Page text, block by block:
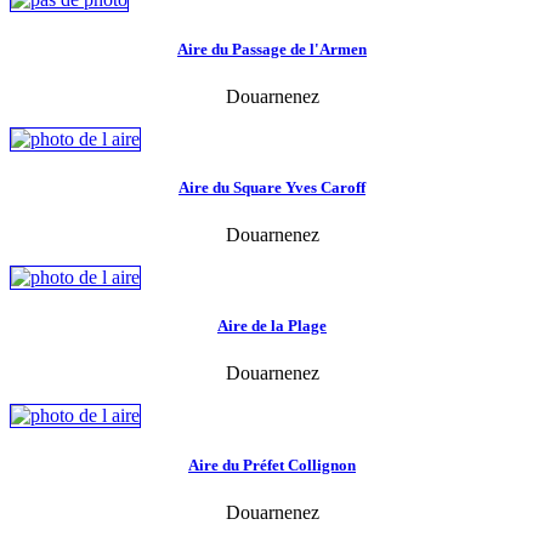
Aire du Passage de l'Armen
Douarnenez
Aire du Square Yves Caroff
Douarnenez
Aire de la Plage
Douarnenez
Aire du Préfet Collignon
Douarnenez